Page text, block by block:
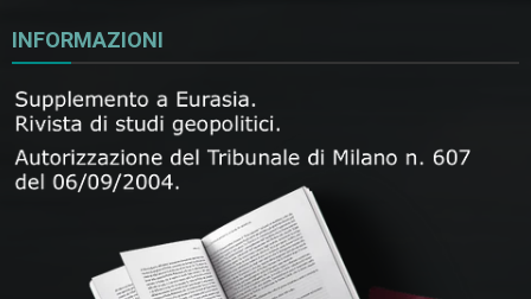
INFORMAZIONI